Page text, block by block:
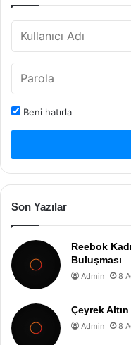
Beni hatırla
Son Yazılar
Reebok
Buluşması
Admin 8
Çeyrek
Admin 8